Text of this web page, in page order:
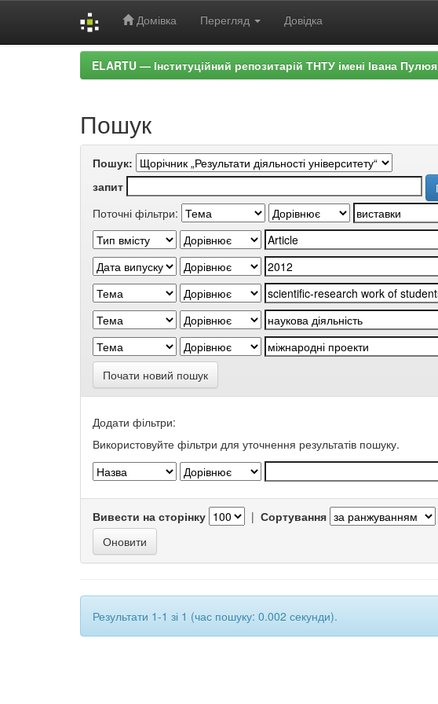
Домівка Перегляд Довідка
ELARTU — Інституційний репозитарій ТНТУ імені Івана Пулюя
Пошук
Пошук:
запит
Поточні фільтри:
Почати новий пошук
Додати фільтри:
Використовуйте фільтри для уточнення результатів пошуку.
Вивести на сторінку | Сортування
Результати 1-1 зі 1 (час пошуку: 0.002 секунди).